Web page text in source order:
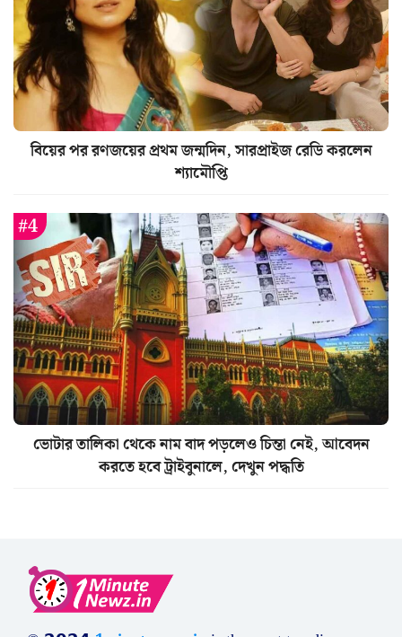
বিয়ের পর রণজয়ের প্রথম জন্মদিন, সারপ্রাইজ রেডি করলেন
শ্যামৌপ্তি
ভোটার তালিকা থেকে নাম বাদ পড়লেও চিন্তা নেই, আবেদন
করতে হবে ট্রাইবুনালে, দেখুন পদ্ধতি